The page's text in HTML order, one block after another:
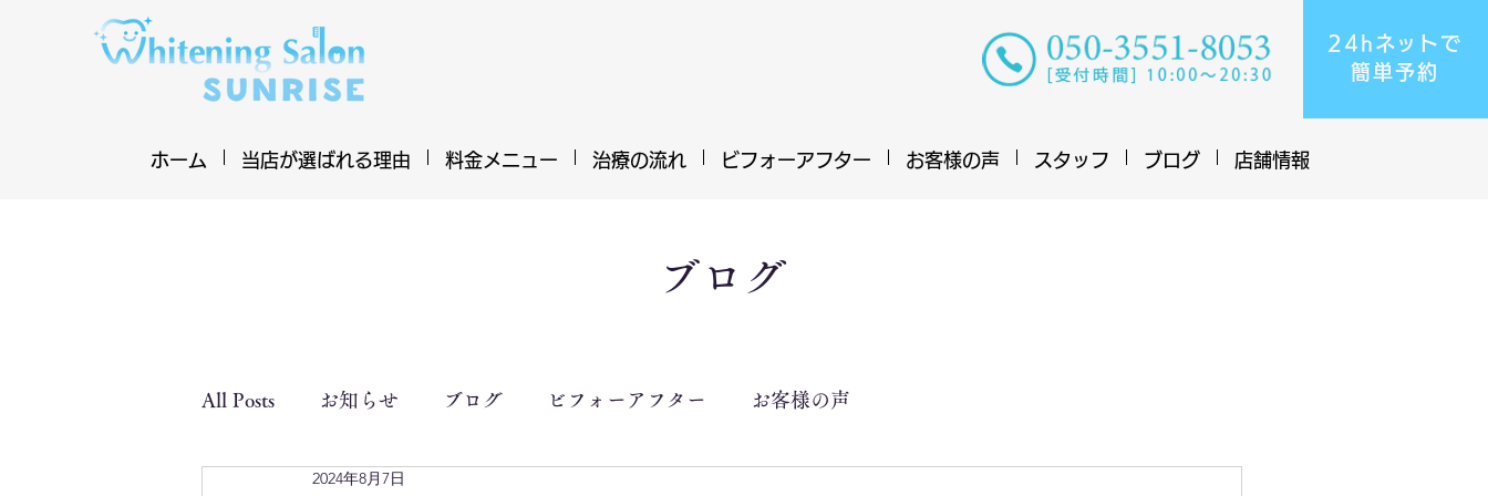
24hネットで
​簡単予約
ホーム 当店が選ばれる理由 料金メニュー 治療の流れ ビフォーアフター お客様の声 スタッフ ブログ 店舗情報
ブログ
All Posts お知らせ ブログ ビフォーアフター お客様の声
2024年8月7日